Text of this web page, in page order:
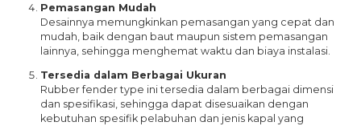
Pemasangan Mudah
Desainnya memungkinkan pemasangan yang cepat dan
mudah, baik dengan baut maupun sistem pemasangan
lainnya, sehingga menghemat waktu dan biaya instalasi.
Tersedia dalam Berbagai Ukuran
Rubber fender type ini tersedia dalam berbagai dimensi
dan spesifikasi, sehingga dapat disesuaikan dengan
kebutuhan spesifik pelabuhan dan jenis kapal yang